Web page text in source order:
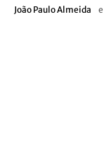
João Paulo Almeida e